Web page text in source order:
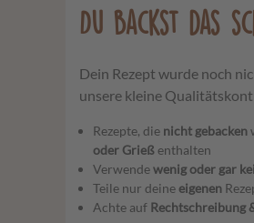
Du backst das
Dein Rezept wurde noch
unsere kleine
Rezepte, die nicht gebacken
oder Grieß enthalten
Verwendewenig oder gar
Teile nur deine eigenen
Achte auf Rechtschreibung